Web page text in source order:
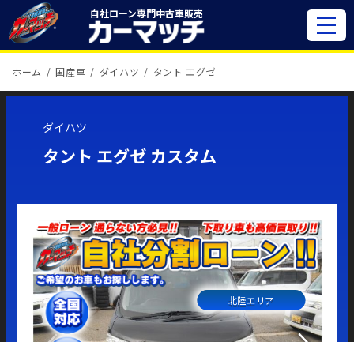
自社ローン専門中古車販売
ホーム 国産車 ダイハツ タント エグゼ
ダイハツ
タント エグゼ カスタム
北陸エリア